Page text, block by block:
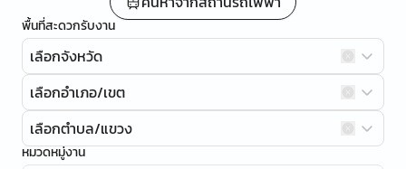
พื้นที่สะดวกรับงาน
เลือกจังหวัด
เลือกอำเภอ/เขต
เลือกตำบล/แขวง
หมวดหมู่งาน